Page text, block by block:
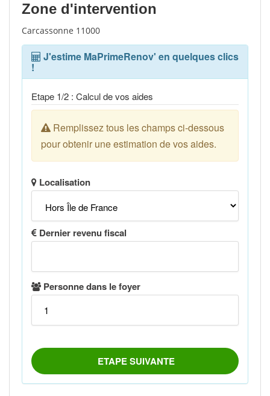
Zone d'intervention
Carcassonne 11000